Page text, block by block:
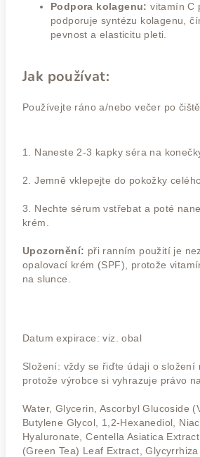
Podpora kolagenu: vitamín C
podporuje syntézu kolagenu,
pevnost a elasticitu pleti.
Jak používat:
Používejte ráno a/nebo večer po
1. Naneste 2-3 kapky séra na
2. Jemně vklepejte do pokožky
3. Nechte sérum vstřebat a poté
krém.
Upozornění: při ranním použití je
opalovací krém (SPF), protože
na slunce.
Datum expirace: viz. obal
Složení: vždy se řiďte údaji o složení
protože výrobce si vyhrazuje právo
Water, Glycerin, Ascorbyl Glucoside
Butylene Glycol, 1,2-Hexanediol,
Hyaluronate, Centella Asiatica
(Green Tea) Leaf Extract,